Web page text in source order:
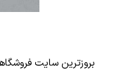
بروزترین سایت